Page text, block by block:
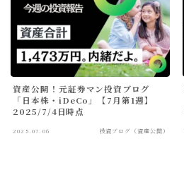
資産公開！元証券マン投資ブログ
「日本株・iDeCo」【7月第1週】
2025/7/4日時点
2025.07.06 投資ブログ（資産公開）